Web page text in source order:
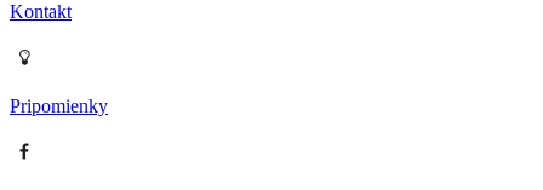
Kontakt
Pripomienky